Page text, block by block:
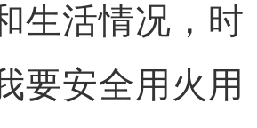
生活情况，时
要安全用火用